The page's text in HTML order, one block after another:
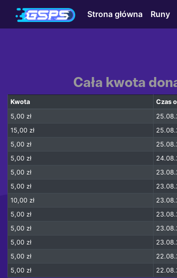
Strona główna Runy
Cała kwota
Kwota Czas
5,00 zł
15,00 zł
5,00 zł
5,00 zł
5,00 zł
5,00 zł
10,00 zł
5,00 zł
5,00 zł
5,00 zł
5,00 zł
5,00 zł